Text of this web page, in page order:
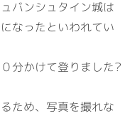
バンシュタイン城は
なったといわれてい
分かけて登りました?
ため、写真を撮れな